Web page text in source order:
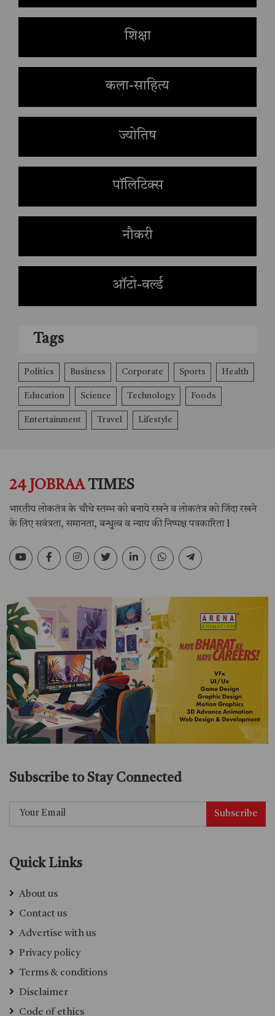
शिक्षा
कला-साहित्य
ज्योतिष
पॉलिटिक्स
नौकरी
ऑटो-वर्ल्ड
Tags
Politics Business Corporate Sports Health
Education Science Technology Foods
Entertainment Travel Lifestyle
24 JOBRAATIMES
भारतीय लोकतंत्र के चौथे स्तम्भ को बनाये रखने व लोकतंत्र को जिंदा रखने
के लिए सवंत्रता, समानता, बन्धुत्व व न्याय की निष्पक्ष पत्रकारिता l
Subscribe to Stay Connected
Subscribe
Quick Links
About us
Contact us
Advertise with us
Privacy policy
Terms & conditions
Disclaimer
Code of ethics